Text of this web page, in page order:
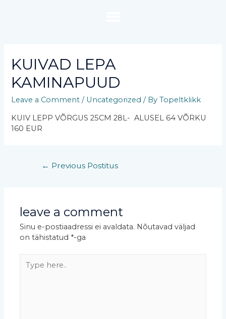
KUIVAD LEPA
KAMINAPUUD
Leave a Comment / Uncategorized / ByTopeltklikk
KUIV LEPP VÕRGUS 25CM 28L- ALUSEL 64 VÕRKU
160 EUR
← Previous Postitus
leave a comment
Sinu e-postiaadressi ei avaldata. Nõutavad väljad
on tähistatud *-ga